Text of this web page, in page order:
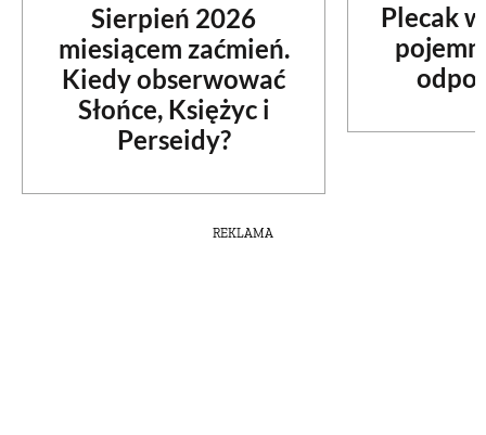
Sierpień 2026
miesiącem zaćmień.
Kiedy obserwować
Słońce, Księżyc i
Perseidy?
Plecak
REKLAMA
PRZETWORY
INNE